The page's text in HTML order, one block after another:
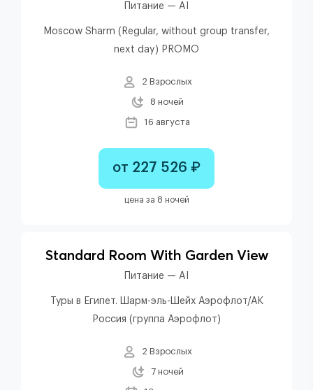
Питание — AI
Moscow Sharm (Regular, without group transfer,
next day) PROMO
2 Взрослых
8 ночей
16 августа
от 227 526 ₽
цена за 8 ночей
Standard Room With Garden View
Питание — AI
Туры в Египет. Шарм-эль-Шейх Аэрофлот/АК
Россия (группа Аэрофлот)
2 Взрослых
7 ночей